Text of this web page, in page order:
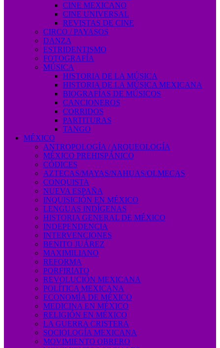
CINE MEXICANO
CINE UNIVERSAL
REVISTAS DE CINE
CIRCO / PAYASOS
DANZA
ESTRIDENTISMO
FOTOGRAFÍA
MÚSICA
HISTORIA DE LA MÚSICA
HISTORIA DE LA MÚSICA MEXICANA
BIOGRAFÍAS DE MÚSICOS
CANCIONEROS
CORRIDOS
PARTITURAS
TANGO
MÉXICO
ANTROPOLOGÍA / ARQUEOLOGÍA
MÉXICO PREHISPÁNICO
CÓDICES
AZTECAS/MAYAS/NAHUAS/OLMECAS
CONQUISTA
NUEVA ESPAÑA
INQUISICIÓN EN MÉXICO
LENGUAS INDÍGENAS
HISTORIA GENERAL DE MÉXICO
INDEPENDENCIA
INTERVENCIONES
BENITO JUÁREZ
MAXIMILIANO
REFORMA
PORFIRIATO
REVOLUCIÓN MEXICANA
POLÍTICA MEXICANA
ECONOMÍA DE MÉXICO
MEDICINA EN MÉXICO
RELIGIÓN EN MÉXICO
LA GUERRA CRISTERA
SOCIOLOGÍA MEXICANA
MOVIMIENTO OBRERO